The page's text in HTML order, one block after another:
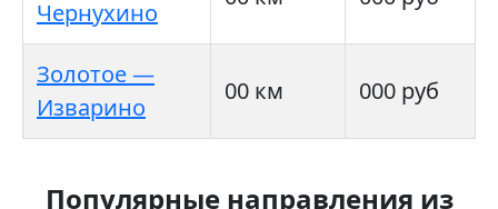
Чернухино
Золотое —
Изварино
00 км 000 руб
Популярные направления из